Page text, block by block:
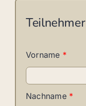
Teilnehmer
Vorname *
Nachname *